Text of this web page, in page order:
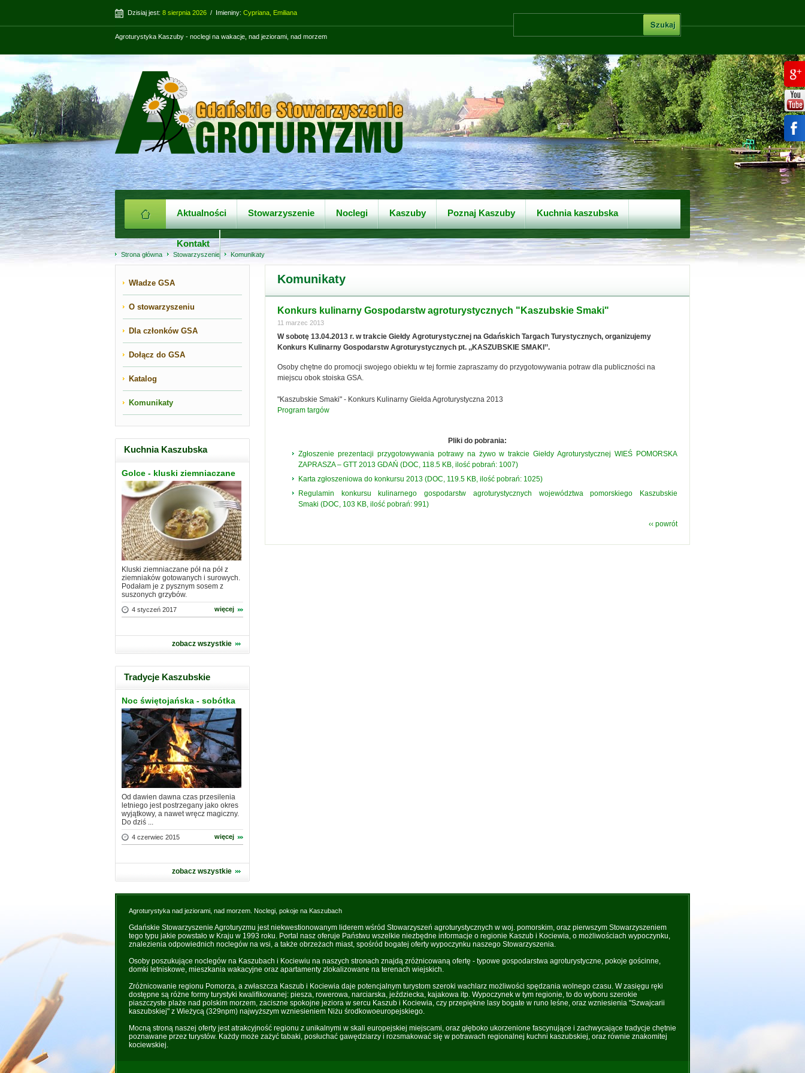
Dzisiaj jest: 8 sierpnia 2026 / Imieniny: Cypriana, Emiliana
Agroturystyka Kaszuby - noclegi na wakacje, nad jeziorami, nad morzem
Aktualności Stowarzyszenie Noclegi Kaszuby Poznaj Kaszuby Kuchnia kaszubska
Kontakt
Strona główna Stowarzyszenie Komunikaty
Władze GSA
O stowarzyszeniu
Dla członków GSA
Dołącz do GSA
Katalog
Komunikaty
Kuchnia Kaszubska
Golce - kluski ziemniaczane
Kluski ziemniaczane pół na pół z
ziemniaków gotowanych i surowych.
Podałam je z pysznym sosem z
suszonych grzybów.
4 styczeń 2017 więcej
zobacz wszystkie
Tradycje Kaszubskie
Noc świętojańska - sobótka
Od dawien dawna czas przesilenia
letniego jest postrzegany jako okres
wyjątkowy, a nawet wręcz magiczny.
Do dziś ...
4 czerwiec 2015 więcej
zobacz wszystkie
Komunikaty
Konkurs kulinarny Gospodarstw agroturystycznych "Kaszubskie Smaki"
11 marzec 2013
W sobotę 13.04.2013 r. w trakcie Giełdy Agroturystycznej na Gdańskich Targach Turystycznych, organizujemy
Konkurs Kulinarny Gospodarstw Agroturystycznych pt. ,,KASZUBSKIE SMAKI’’.
Osoby chętne do promocji swojego obiektu w tej formie zapraszamy do przygotowywania potraw dla publiczności na
miejscu obok stoiska GSA.
"Kaszubskie Smaki" - Konkurs Kulinarny Giełda Agroturystyczna 2013
Program targów
Pliki do pobrania:
Zgłoszenie prezentacji przygotowywania potrawy na żywo w trakcie Giełdy Agroturystycznej WIEŚ POMORSKA
ZAPRASZA – GTT 2013 GDAŃ (DOC, 118.5 KB, ilość pobrań: 1007)
Karta zgłoszeniowa do konkursu 2013 (DOC, 119.5 KB, ilość pobrań: 1025)
Regulamin konkursu kulinarnego gospodarstw agroturystycznych województwa pomorskiego Kaszubskie
Smaki (DOC, 103 KB, ilość pobrań: 991)
‹‹ powrót
Agroturystyka nad jeziorami, nad morzem. Noclegi, pokoje na Kaszubach
Gdańskie Stowarzyszenie Agroturyzmu jest niekwestionowanym liderem wśród Stowarzyszeń agroturystycznych w woj. pomorskim, oraz pierwszym Stowarzyszeniem
tego typu jakie powstało w Kraju w 1993 roku. Portal nasz oferuje Państwu wszelkie niezbędne informacje o regionie Kaszub i Kociewia, o możliwościach wypoczynku,
znalezienia odpowiednich noclegów na wsi, a także obrzeżach miast, spośród bogatej oferty wypoczynku naszego Stowarzyszenia.
Osoby poszukujące noclegów na Kaszubach i Kociewiu na naszych stronach znajdą zróżnicowaną ofertę - typowe gospodarstwa agroturystyczne, pokoje gościnne,
domki letniskowe, mieszkania wakacyjne oraz apartamenty zlokalizowane na terenach wiejskich.
Zróżnicowanie regionu Pomorza, a zwłaszcza Kaszub i Kociewia daje potencjalnym turystom szeroki wachlarz możliwości spędzania wolnego czasu. W zasięgu ręki
dostępne są różne formy turystyki kwalifikowanej: piesza, rowerowa, narciarska, jeździecka, kajakowa itp. Wypoczynek w tym regionie, to do wyboru szerokie
piaszczyste plaże nad polskim morzem, zaciszne spokojne jeziora w sercu Kaszub i Kociewia, czy przepiękne lasy bogate w runo leśne, oraz wzniesienia "Szwajcarii
kaszubskiej" z Wieżycą (329npm) najwyższym wzniesieniem Niżu środkowoeuropejskiego.
Mocną stroną naszej oferty jest atrakcyjność regionu z unikalnymi w skali europejskiej miejscami, oraz głęboko ukorzenione fascynujące i zachwycające tradycje chętnie
poznawane przez turystów. Każdy może zażyć tabaki, posłuchać gawędziarzy i rozsmakować się w potrawach regionalnej kuchni kaszubskiej, oraz równie znakomitej
kociewskiej.